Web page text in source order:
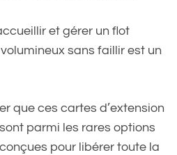
et gérer un flot
sans faillir est un
que ces cartes d’extension
parmi les rares options
pour libérer toute la